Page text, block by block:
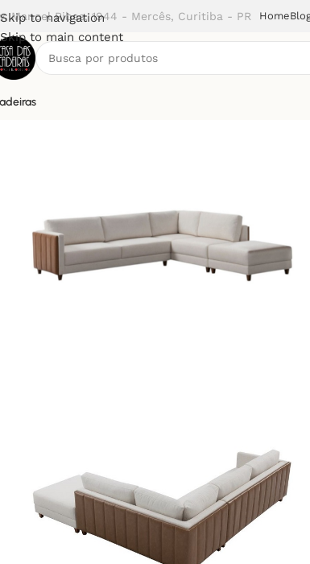
Skip to navigation
Skip to main content
Manoel Ribas, 1944 - Mercês, Curitiba - PR Home